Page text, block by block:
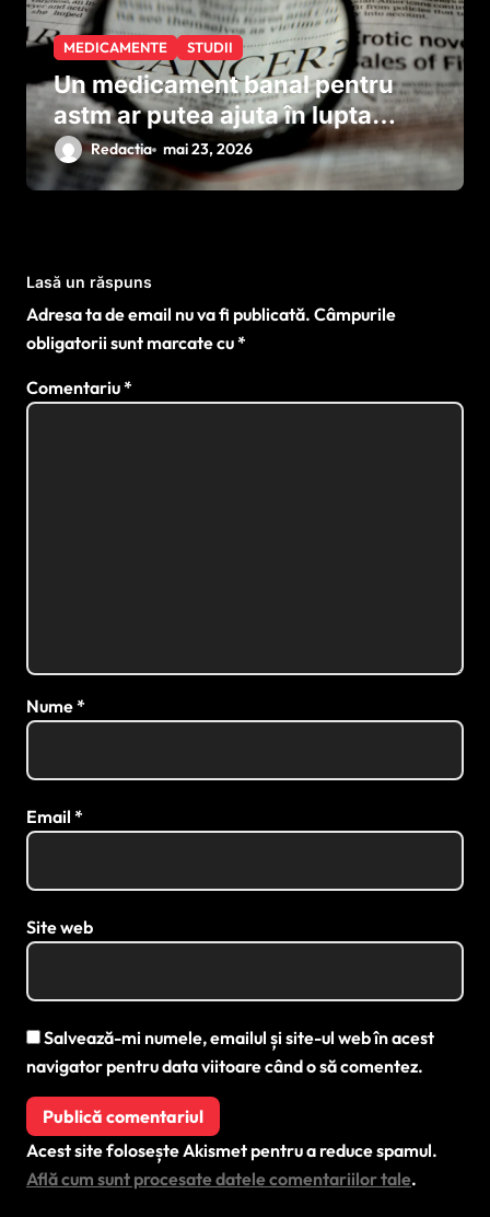
MEDICAMENTE STUDII
Un medicament banal pentru
astm ar putea ajuta în lupta
împotriva cancerului agresiv
Redactia mai 23, 2026
Lasă un răspuns
Adresa ta de email nu va fi publicată. Câmpurile
obligatorii sunt marcate cu*
Comentariu*
Nume*
Email *
Site web
Salvează-mi numele, emailul și site-ul web în acest
navigator pentru data viitoare când o să comentez.
Acest site folosește Akismet pentru a reduce spamul.
Află cum sunt procesate datele comentariilor tale.